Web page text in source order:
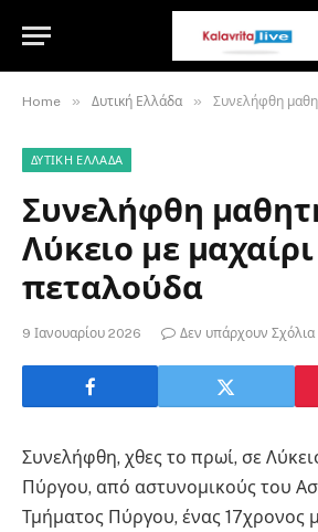
Home » Δυτική Ελλάδα » Συνελήφθη μαθητής σε
ΔΥΤΙΚΉ ΕΛΛΆΔΑ
Συνελήφθη
Λύκειο με μαχαίρι
πεταλούδα
9 Ιανουαρίου 2026 Δεν υπάρχουν Σχόλια
Συνελήφθη, χθες το πρωί, σε
Πύργου, από αστυνομικούς του
Τμήματος Πύργου, ένας 17χρονος